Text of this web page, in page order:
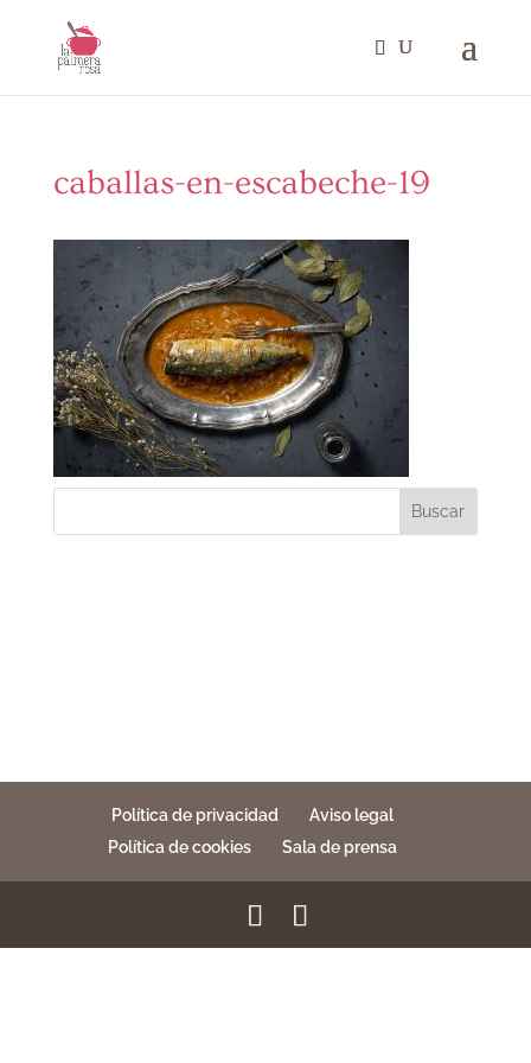
caballas-en-escabeche-19
Buscar
Política de privacidad
Aviso legal
Política de cookies
Sala de prensa